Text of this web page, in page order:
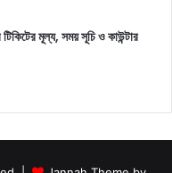
টিকিটের মূল্য, সময় সূচি ও কাউন্টার